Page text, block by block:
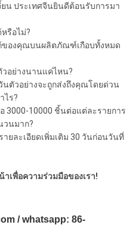
ยน ประเทศจีนยินดีต้อนรับการมา
รือไม่?
ของคุณบนผลิตภัณฑ์เกือบทั้งหมด
อย่างนานแค่ไหน?
นตัวอย่างจะถูกส่งถึงคุณโดยด่วน
ไร?
3000-10000 ชิ้นต่อแต่ละรายการ
วนมาก?
ยละเอียดเพิ่มเติม 30 วันก่อนวันที่
เพื่อความร่วมมือของเรา!
/ whatsapp: 86-